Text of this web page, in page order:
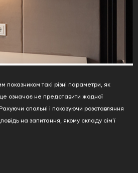
такі різні параметри, як
означає не представити жодної
спальні і показуючи розставляння
на запитання, якому складу сім'ї